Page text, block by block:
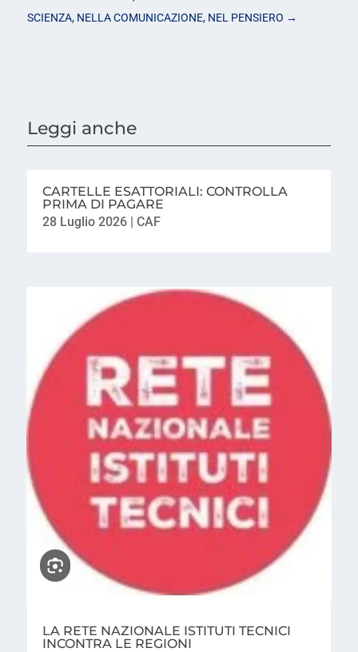
SCIENZA, NELLA COMUNICAZIONE, NEL PENSIERO →
Leggi anche
CARTELLE ESATTORIALI: CONTROLLA
PRIMA DI PAGARE
28 Luglio 2026| CAF
LA RETE NAZIONALE ISTITUTI TECNICI
INCONTRA LE REGIONI